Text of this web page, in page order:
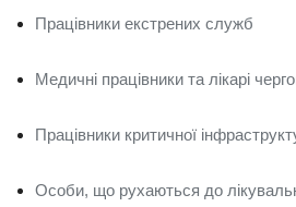
Працівники екстрених служб
Медичні працівники та лікарі
Працівники критичної
Особи, що рухаються до